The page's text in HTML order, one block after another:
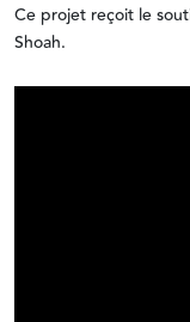
Ce projet reçoit le
Shoah.